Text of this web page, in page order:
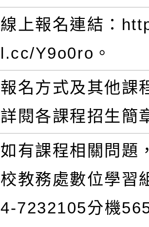
線上報名連結：
l.cc/Y9o0ro。
報名方式及其他課
詳閱各課程招生簡
如有課程相關問題
校教務處數位學習
4-7232105分機